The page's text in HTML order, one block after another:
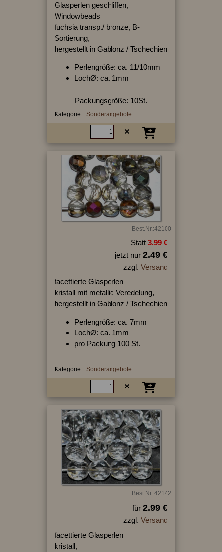
Glasperlen geschliffen,
Windowbeads
fuchsia transp./ bronze, B-
Sortierung,
hergestellt in Gablonz / Tschechien
Perlengröße: ca. 11/10mm
LochØ: ca. 1mm
Packungsgröße: 10St.
Kategorie: Sonderangebote
Best.Nr.:42100
Statt 3.99 €
jetzt nur 2.49 €
zzgl. Versand
facettierte Glasperlen
kristall mit metallic Veredelung,
hergestellt in Gablonz / Tschechien
Perlengröße: ca. 7mm
LochØ: ca. 1mm
pro Packung 100 St.
Kategorie: Sonderangebote
Best.Nr.:42142
für 2.99 €
zzgl. Versand
facettierte Glasperlen
kristall,